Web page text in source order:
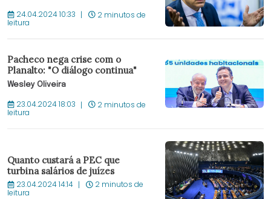
24.04.2024 10:33 2 minutos de
leitura
Pacheco nega crise com o
Planalto: "O diálogo continua"
Wesley Oliveira
23.04.2024 18:03 2 minutos de
leitura
Quanto custará a PEC que
turbina salários de juízes
23.04.2024 14:14 2 minutos de
leitura